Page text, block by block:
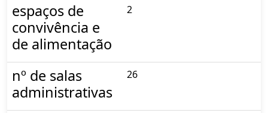
espaços de
convivência e
de alimentação
2
nº de salas
administrativas
26